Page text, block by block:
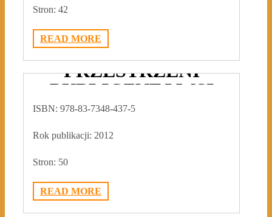
Stron: 42
READ MORE
KRAJOBRAZ
PRZESTRZENI
PUBLICZNEJ WSI
2018-02-28 ADMIN3992
ISBN: 978-83-7348-437-5
Rok publikacji: 2012
Stron: 50
READ MORE
KRAJOBRAZOWY